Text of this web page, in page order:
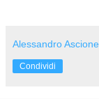
Alessandro Ascione
Condividi